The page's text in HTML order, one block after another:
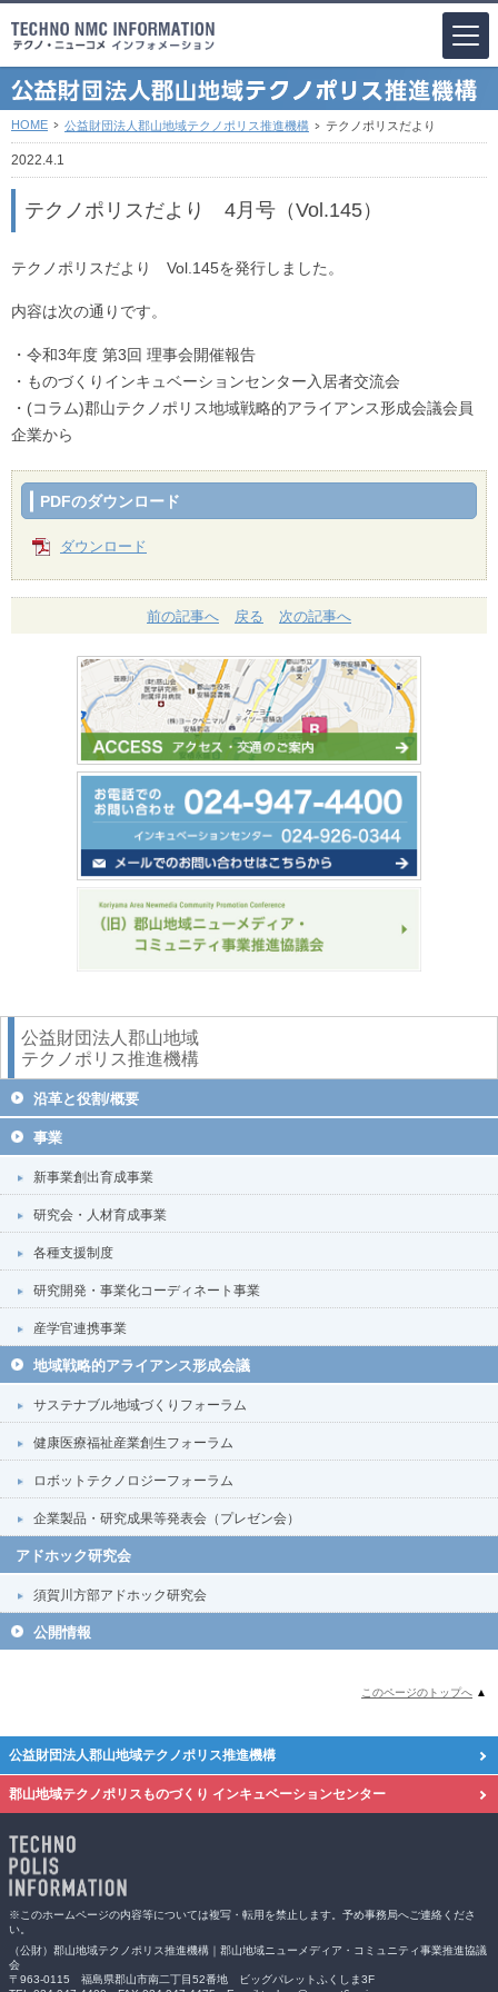
HOME 公益財団法人郡山地域テクノポリス推進機構 テクノポリスだより
2022.4.1
テクノポリスだより 4月号（Vol.145）
テクノポリスだより Vol.145を発行しました。
内容は次の通りです。
・令和3年度 第3回 理事会開催報告
・ものづくりインキュベーションセンター入居者交流会
・(コラム)郡山テクノポリス地域戦略的アライアンス形成会議会員
企業から
PDFのダウンロード
ダウンロード
前の記事へ 戻る 次の記事へ
公益財団法人郡山地域
テクノポリス推進機構
沿革と役割/概要
事業
新事業創出育成事業
研究会・人材育成事業
各種支援制度
研究開発・事業化コーディネート事業
産学官連携事業
地域戦略的アライアンス形成会議
サステナブル地域づくりフォーラム
健康医療福祉産業創生フォーラム
ロボットテクノロジーフォーラム
企業製品・研究成果等発表会（プレゼン会）
アドホック研究会
須賀川方部アドホック研究会
公開情報
このページのトップへ ▲
公益財団法人郡山地域テクノポリス推進機構
郡山地域テクノポリスものづくり インキュベーションセンター
※このホームページの内容等については複写・転用を禁止します。予め事務局へご連絡くださ
い。
（公財）郡山地域テクノポリス推進機構｜郡山地域ニューメディア・コミュニティ事業推進協議
会
〒963-0115 福島県郡山市南二丁目52番地 ビッグパレットふくしま3F